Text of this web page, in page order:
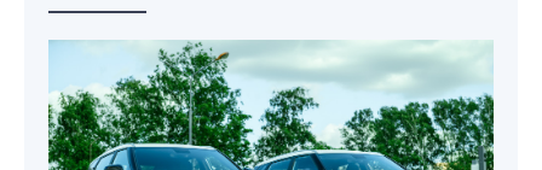
Новости компаний